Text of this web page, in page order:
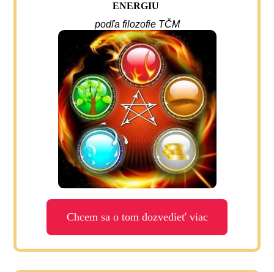
ENERGIU
podľa filozofie TČM
Chcem sa o tom dozvedieť viac